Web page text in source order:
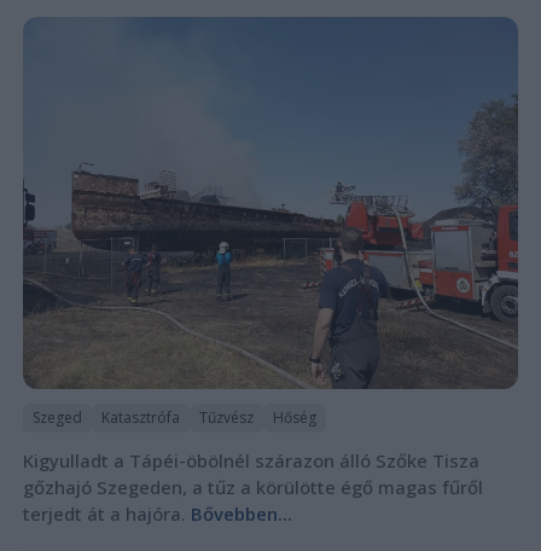
Szeged Katasztrófa Tűzvész Hőség
Kigyulladt a Tápéi-öbölnél szárazon álló Szőke Tisza
gőzhajó Szegeden, a tűz a körülötte égő magas fűről
terjedt át a hajóra. Bővebben...